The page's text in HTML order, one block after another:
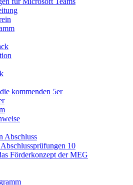
kommenden 5er
Abschluss
10
Förderkonzept der MEG